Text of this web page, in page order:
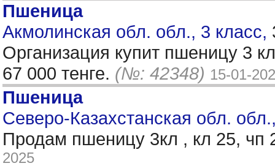
Пшеница
Акмолинская обл. обл., 3 класс,
Организация купит пшеницу 3
67 000 тенге. (№: 42348) 15-01-
Пшеница
Северо-Казахстанская обл.
Продам пшеницу 3кл , кл 25,
2025